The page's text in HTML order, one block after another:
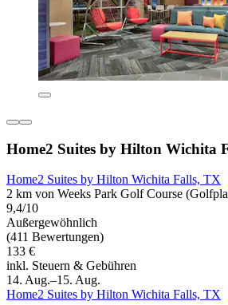
Home2 Suites by Hilton Wichita
Home2 Suites by Hilton Wichita Falls, TX
2 km von Weeks Park Golf Course
9,4/10
Außergewöhnlich
(411 Bewertungen)
133 €
inkl. Steuern & Gebühren
14. Aug.–15. Aug.
Home2 Suites by Hilton Wichita Falls, TX